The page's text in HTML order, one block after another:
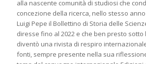
alla nascente comunità di studiosi che
concezione della ricerca, nello stesso
Luigi Pepe il Bollettino di Storia delle
diresse fino al 2022 e che ben presto
diventò una rivista di respiro
fonti, sempre presente nella sua